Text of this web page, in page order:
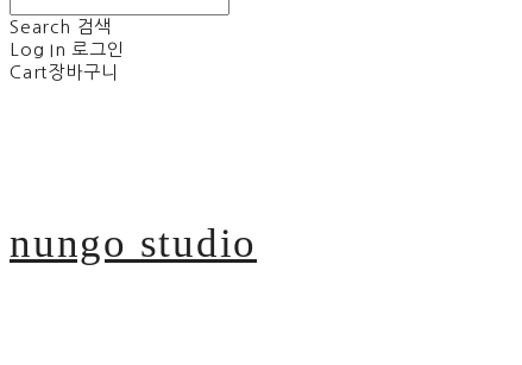
Search 검색
Log In 로그인
Cart장바구니
nungo studio